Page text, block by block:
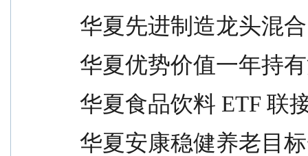
华夏先进制造龙头混合
华夏优势价值一年持有
华夏食品饮料 ETF 联
华夏安康稳健养老目